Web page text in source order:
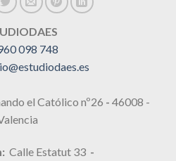
098 748
el Católico nº26 - 46008 -
Calle Estatut 33 -